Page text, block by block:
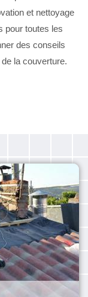
et nettoyage
pour toutes les
des conseils
la couverture.